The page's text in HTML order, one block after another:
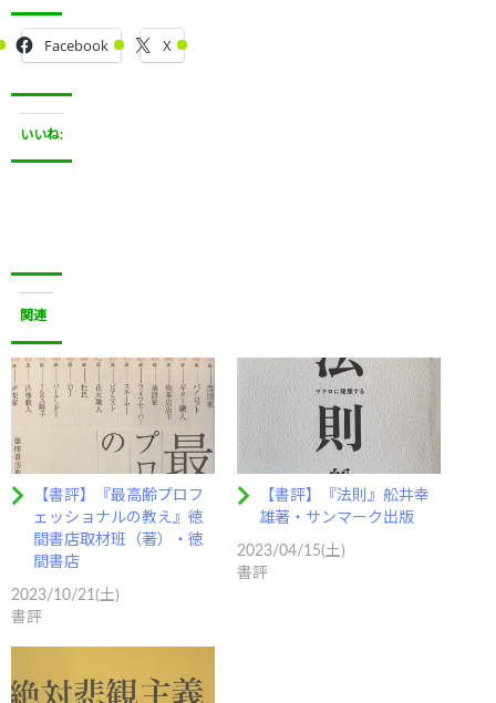
Facebook X
いいね:
関連
【書評】『最高齢プロフ
ェッショナルの教え』徳
間書店取材班（著）・徳
間書店
2023/10/21(土)
書評
【書評】『法則』舩井幸
雄著・サンマーク出版
2023/04/15(土)
書評